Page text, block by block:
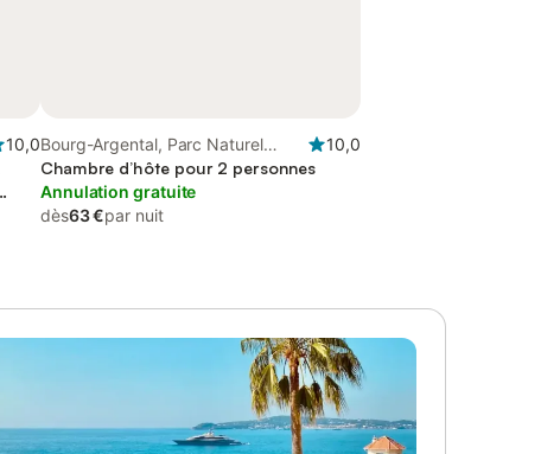
10,0Bourg-Argental, Parc Naturel
Régional du Pilat
10,0
Chambre d’hôte pour 2 personnes
Annulation gratuite
dès63 €par nuit